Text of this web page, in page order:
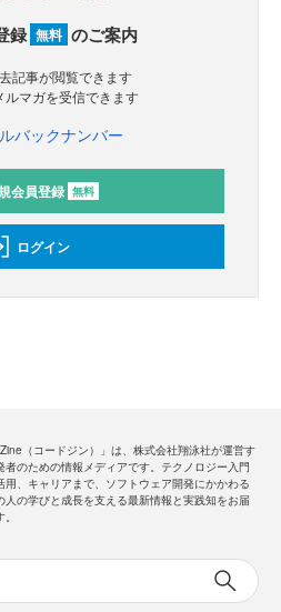
録 無料 のご案内
記事が閲覧できます
ルマガを受信できます
バックナンバー
会員登録 無料
ログイン
（コードジン）」は、株式会社翔泳社が運営す
者のための情報メディアです。テクノロジー入門
用、キャリアまで、ソフトウェア開発にかかわる
人の学びと成長を支える最新情報と実践知をお届